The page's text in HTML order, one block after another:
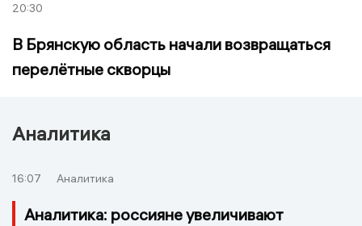
20:30
В Брянскую область начали возвращаться
перелётные скворцы
Аналитика
16:07 Аналитика
Аналитика: россияне увеличивают